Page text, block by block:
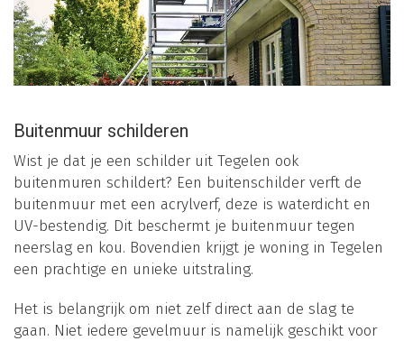
Buitenmuur schilderen
Wist je dat je een schilder uit Tegelen ook
buitenmuren schildert? Een buitenschilder verft de
buitenmuur met een acrylverf, deze is waterdicht en
UV-bestendig. Dit beschermt je buitenmuur tegen
neerslag en kou. Bovendien krijgt je woning in Tegelen
een prachtige en unieke uitstraling.
Het is belangrijk om niet zelf direct aan de slag te
gaan. Niet iedere gevelmuur is namelijk geschikt voor